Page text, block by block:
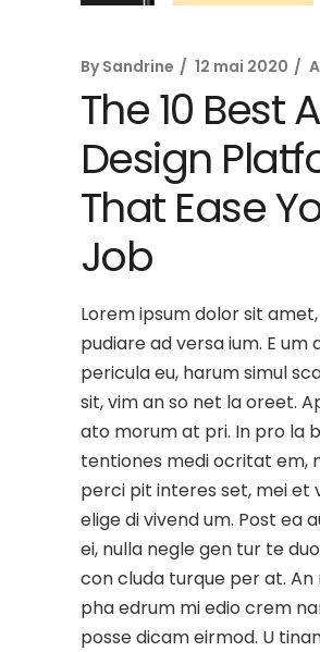
By Sandrine 12 mai 2020
The 10 Best
Design
That Ease
Job
Lorem ipsum dolor sit
pudiare ad versa ium. E um
pericula eu, harum simul
sit, vim an so net la oreet.
ato morum at pri. In pro la
tentiones medi ocritat em,
perci pit interes set, mei et
elige di vivend um. Post ea
ei, nulla negle gen tur te
con cluda turque per at.
pha edrum mi edio crem
posse dicam eirmod. U